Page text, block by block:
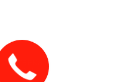
доставка
250р!